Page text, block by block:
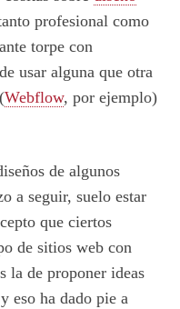
profesional como
torpe con
usar alguna que otra
Webflow, por ejemplo)
de algunos
a seguir, suelo estar
que ciertos
de sitios web con
la de proponer ideas
eso ha dado pie a